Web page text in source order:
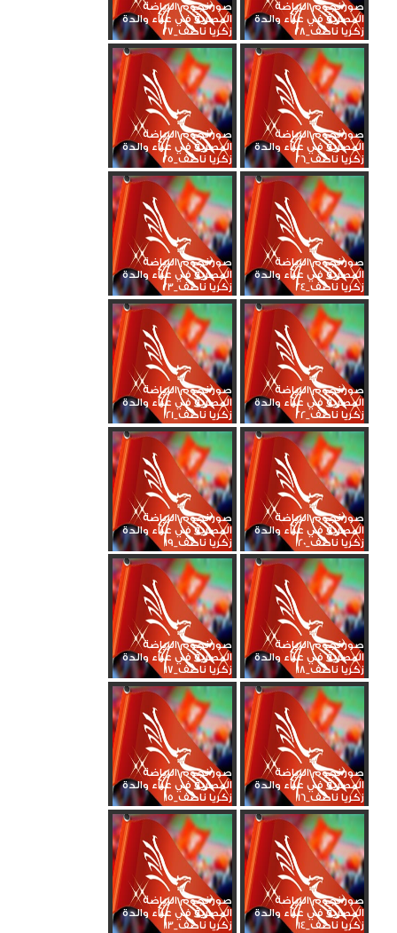
صور نجوم الرياضة
المصرية في عزاء والدة
زكريا ناصف_28
صور نجوم الرياضة
المصرية في عزاء والدة
زكريا ناصف_27
صور نجوم الرياضة
المصرية في عزاء والدة
زكريا ناصف_26
صور نجوم الرياضة
المصرية في عزاء والدة
زكريا ناصف_25
صور نجوم الرياضة
المصرية في عزاء والدة
زكريا ناصف_24
صور نجوم الرياضة
المصرية في عزاء والدة
زكريا ناصف_23
صور نجوم الرياضة
المصرية في عزاء والدة
زكريا ناصف_22
صور نجوم الرياضة
المصرية في عزاء والدة
زكريا ناصف_21
صور نجوم الرياضة
المصرية في عزاء والدة
زكريا ناصف_20
صور نجوم الرياضة
المصرية في عزاء والدة
زكريا ناصف_19
صور نجوم الرياضة
المصرية في عزاء والدة
زكريا ناصف_18
صور نجوم الرياضة
المصرية في عزاء والدة
زكريا ناصف_17
صور نجوم الرياضة
المصرية في عزاء والدة
زكريا ناصف_16
صور نجوم الرياضة
المصرية في عزاء والدة
زكريا ناصف_15
صور نجوم الرياضة
المصرية في عزاء والدة
زكريا ناصف_14
صور نجوم الرياضة
المصرية في عزاء والدة
زكريا ناصف_13